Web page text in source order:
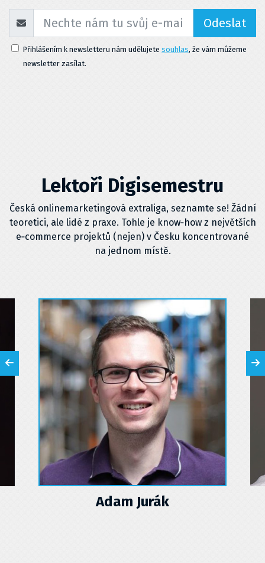
Odeslat
Přihlášením k newsletteru nám udělujete souhlas, že vám můžeme
newsletter zasílat.
Lektoři Digisemestru
Česká onlinemarketingová extraliga, seznamte se! Žádní
teoretici, ale lidé z praxe. Tohle je know‑how z největších
e‑commerce projektů (nejen) v Česku koncentrované
na jednom místě.
Ondřej Sláma